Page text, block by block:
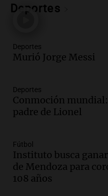
del desayuno
Audio.Mateo, a
para poder
Una mañana para
Episodios
Audio.
Deportes
Deportes
Murió Jorge Messi
Deportes
Conmoción
padre de Lionel
Fútbol
Instituto busca
de Mendoza para
108 años